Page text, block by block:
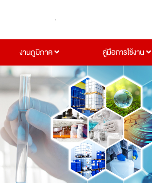
งานภูมิภาค คู่มือการใช้งาน